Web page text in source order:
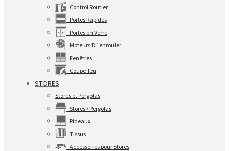
Control Routier
Portes Rapides
Portes en Verre
Moteurs D´enrouler
Fenêtres
Coupe-feu
STORES
Stores et Pergolas
Stores / Pergolas
Rideaux
Tissus
Accessoires pour Stores